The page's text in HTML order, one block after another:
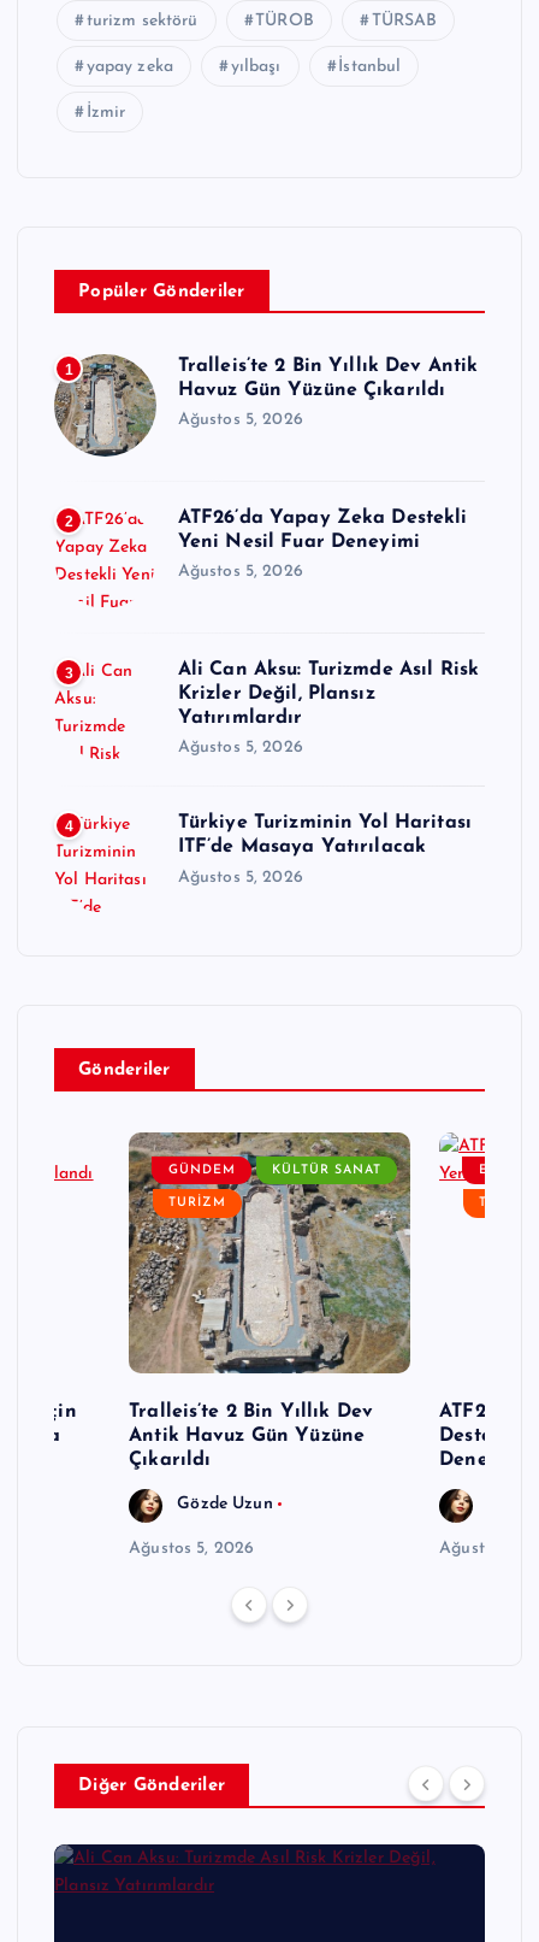
turizm sektörü TÜROB TÜRSAB
yapay zeka yılbaşı İstanbul
İzmir
Popüler Gönderiler
1
Tralleis’te 2 Bin Yıllık Dev Antik
Havuz Gün Yüzüne Çıkarıldı
Ağustos 5, 2026
2
ATF26’da Yapay Zeka Destekli
Yeni Nesil Fuar Deneyimi
Ağustos 5, 2026
3
Ali Can Aksu: Turizmde Asıl Risk
Krizler Değil, Plansız
Yatırımlardır
Ağustos 5, 2026
4
Türkiye Turizminin Yol Haritası
ITF’de Masaya Yatırılacak
Ağustos 5, 2026
Gönderiler
İçin
GÜNDEM KÜLTÜR SANAT
TURIZM
Tralleis’te 2 Bin Yıllık Dev
Antik Havuz Gün Yüzüne
Çıkarıldı
Gözde Uzun
Ağustos 5, 2026
TURIZM
ATF26’da
Destekli
Deneyimi
Ağustos 5,
Diğer Gönderiler